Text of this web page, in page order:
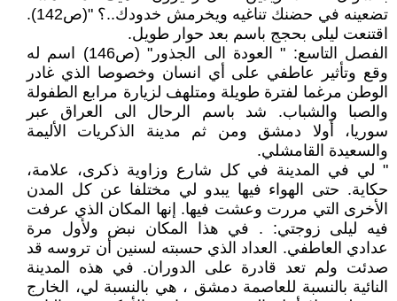
تضعينه في حضنك تناغيه ويخرمش خدودك..؟ "(ص142).
اقتنعت ليلى بحجج باسم بعد حوار طويل.
الفصل التاسع: " العودة الى الجذور" (ص146) اسم له
وقع وتأثير عاطفي على أي انسان وخصوصا الذي غادر
الوطن مرغما لفترة طويلة ومتلهف لزيارة مرابع الطفولة
والصبا والشباب. شد باسم الرحال الى العراق عبر
سوريا، أولا دمشق ومن ثم مدينة الذكريات الأليمة
والسعيدة القامشلي.
" لي في المدينة في كل شارع وزاوية ذكرى، علامة،
حكاية. حتى الهواء فيها يبدو لي مختلفا عن كل المدن
الأخرى التي مررت وعشت فيها. إنها المكان الذي عرفت
فيه ليلى زوجتي: . في هذا المكان نبض ولأول مرة
عدادي العاطفي. العداد الذي حسبته لسنين أن تروسه قد
صدئت ولم تعد قادرة على الدوران. في هذه المدينة
النائية بالنسبة للعاصمة دمشق ، هي بالنسبة لي، الخارج